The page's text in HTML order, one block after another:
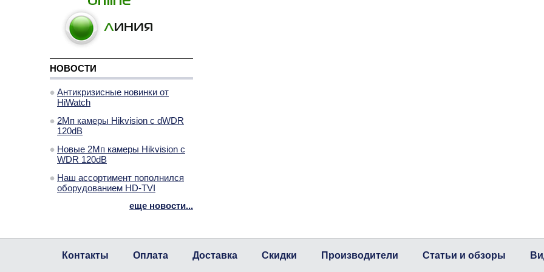
НОВОСТИ
Антикризисные новинки от
HiWatch
2Мп камеры Hikvision с dWDR
120dB
Новые 2Мп камеры Hikvision с
WDR 120dB
Наш ассортимент пополнился
оборудованием HD-TVI
еще новости...
Контакты Оплата Доставка Скидки Производители Статьи и обзоры